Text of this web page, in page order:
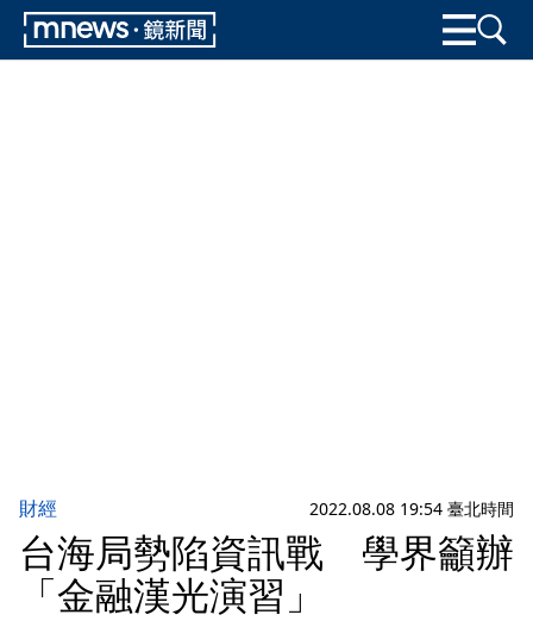
財經 2022.08.08 19:54 臺北時間
台海局勢陷資訊戰 學界籲辦
「金融漢光演習」